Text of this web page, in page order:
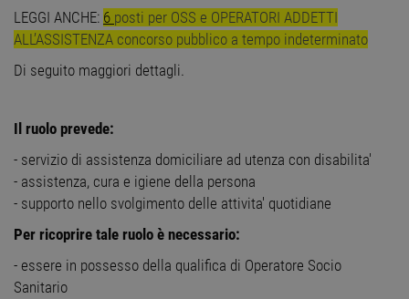
LEGGI ANCHE: 6 posti per OSS e OPERATORI ADDETTI
ALL’ASSISTENZA concorso pubblico a tempo indeterminato
Di seguito maggiori dettagli.
Il ruolo prevede:
- servizio di assistenza domiciliare ad utenza con disabilita'
- assistenza, cura e igiene della persona
- supporto nello svolgimento delle attivita' quotidiane
Per ricoprire tale ruolo è necessario:
- essere in possesso della qualifica di Operatore Socio
Sanitario